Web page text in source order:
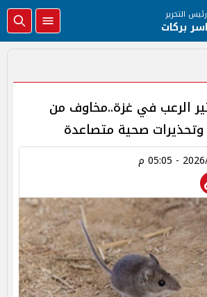
رئيس التحرير
بركات
الرعب في غزة..مخاوف من
وتحذيرات صحية متصاعدة